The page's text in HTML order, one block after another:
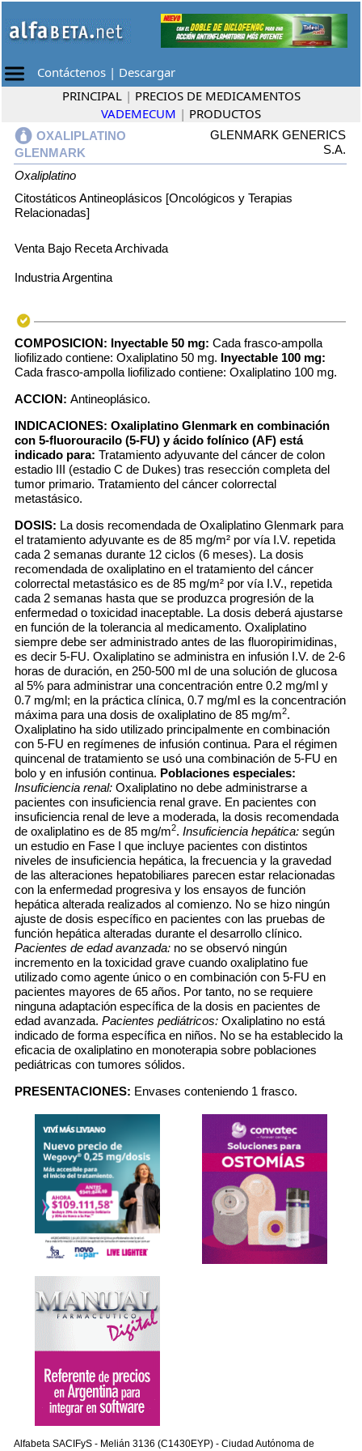
Contáctenos | Descargar
PRINCIPAL | PRECIOS DE MEDICAMENTOS
VADEMECUM | PRODUCTOS
OXALIPLATINO
GLENMARK
GLENMARK GENERICS
S.A.
Oxaliplatino
Citostáticos Antineoplásicos [Oncológicos y Terapias
Relacionadas]
Venta Bajo Receta Archivada
Industria Argentina
COMPOSICION: Inyectable 50 mg: Cada frasco-ampolla
liofilizado contiene: Oxaliplatino 50 mg. Inyectable 100 mg:
Cada frasco-ampolla liofilizado contiene: Oxaliplatino 100 mg.
ACCION: Antineoplásico.
INDICACIONES: Oxaliplatino Glenmark en combinación
con 5-fluorouracilo (5-FU) y ácido folínico (AF) está
indicado para: Tratamiento adyuvante del cáncer de colon
estadio III (estadio C de Dukes) tras resección completa del
tumor primario. Tratamiento del cáncer colorrectal
metastásico.
DOSIS: La dosis recomendada de Oxaliplatino Glenmark para
el tratamiento adyuvante es de 85 mg/m² por vía I.V. repetida
cada 2 semanas durante 12 ciclos (6 meses). La dosis
recomendada de oxaliplatino en el tratamiento del cáncer
colorrectal metastásico es de 85 mg/m² por vía I.V., repetida
cada 2 semanas hasta que se produzca progresión de la
enfermedad o toxicidad inaceptable. La dosis deberá ajustarse
en función de la tolerancia al medicamento. Oxaliplatino
siempre debe ser administrado antes de las fluoropirimidinas,
es decir 5-FU. Oxaliplatino se administra en infusión I.V. de 2-6
horas de duración, en 250-500 ml de una solución de glucosa
al 5% para administrar una concentración entre 0.2 mg/ml y
0.7 mg/ml; en la práctica clínica, 0.7 mg/ml es la concentración
máxima para una dosis de oxaliplatino de 85 mg/m2.
Oxaliplatino ha sido utilizado principalmente en combinación
con 5-FU en regímenes de infusión continua. Para el régimen
quincenal de tratamiento se usó una combinación de 5-FU en
bolo y en infusión continua. Poblaciones especiales:
Insuficiencia renal: Oxaliplatino no debe administrarse a
pacientes con insuficiencia renal grave. En pacientes con
insuficiencia renal de leve a moderada, la dosis recomendada
de oxaliplatino es de 85 mg/m2. Insuficiencia hepática: según
un estudio en Fase I que incluye pacientes con distintos
niveles de insuficiencia hepática, la frecuencia y la gravedad
de las alteraciones hepatobiliares parecen estar relacionadas
con la enfermedad progresiva y los ensayos de función
hepática alterada realizados al comienzo. No se hizo ningún
ajuste de dosis específico en pacientes con las pruebas de
función hepática alteradas durante el desarrollo clínico.
Pacientes de edad avanzada: no se observó ningún
incremento en la toxicidad grave cuando oxaliplatino fue
utilizado como agente único o en combinación con 5-FU en
pacientes mayores de 65 años. Por tanto, no se requiere
ninguna adaptación específica de la dosis en pacientes de
edad avanzada. Pacientes pediátricos: Oxaliplatino no está
indicado de forma específica en niños. No se ha establecido la
eficacia de oxaliplatino en monoterapia sobre poblaciones
pediátricas con tumores sólidos.
PRESENTACIONES: Envases conteniendo 1 frasco.
Alfabeta SACIFyS - Melián 3136 (C1430EYP) - Ciudad Autónoma de